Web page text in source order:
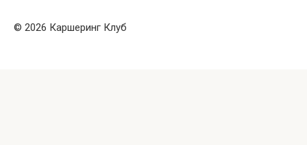
© 2026 Каршеринг Клуб